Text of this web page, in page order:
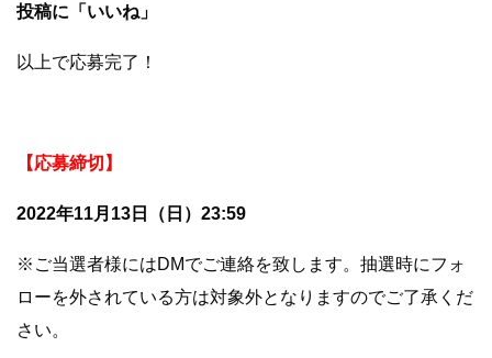
投稿に「いいね」
以上で応募完了！
【応募締切】
2022年11月13日（日）23:59
※ご当選者様にはDMでご連絡を致します。抽選時にフォ
ローを外されている方は対象外となりますのでご了承くだ
さい。